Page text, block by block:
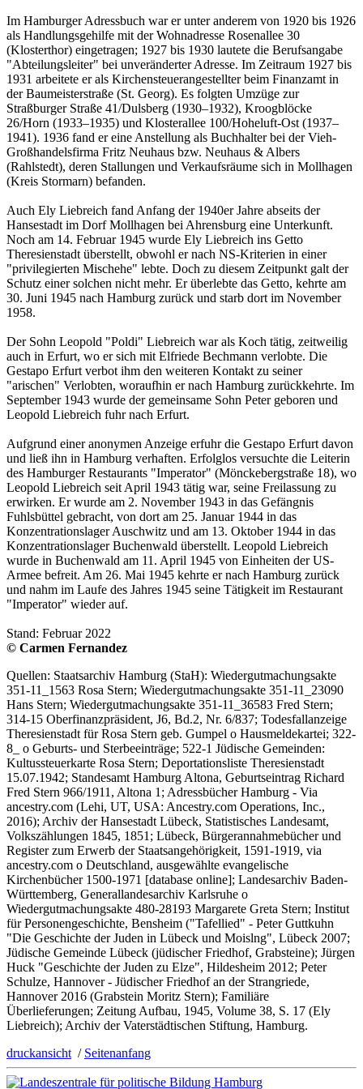
Im Hamburger Adressbuch war er unter anderem von 1920 bis 1926
als Handlungsgehilfe mit der Wohnadresse Rosenallee 30
(Klosterthor) eingetragen; 1927 bis 1930 lautete die Berufsangabe
"Abteilungsleiter" bei unveränderter Adresse. Im Zeitraum 1927 bis
1931 arbeitete er als Kirchensteuerangestellter beim Finanzamt in
der Baumeisterstraße (St. Georg). Es folgten Umzüge zur
Straßburger Straße 41/Dulsberg (1930–1932), Kroogblöcke
26/Horn (1933–1935) und Klosterallee 100/Hoheluft-Ost (1937–
1941). 1936 fand er eine Anstellung als Buchhalter bei der Vieh-
Großhandelsfirma Fritz Neuhaus bzw. Neuhaus & Albers
(Rahlstedt), deren Stallungen und Verkaufsräume sich in Mollhagen
(Kreis Stormarn) befanden.
Auch Ely Liebreich fand Anfang der 1940er Jahre abseits der
Hansestadt im Dorf Mollhagen bei Ahrensburg eine Unterkunft.
Noch am 14. Februar 1945 wurde Ely Liebreich ins Getto
Theresienstadt überstellt, obwohl er nach NS-Kriterien in einer
"privilegierten Mischehe" lebte. Doch zu diesem Zeitpunkt galt der
Schutz einer solchen nicht mehr. Er überlebte das Getto, kehrte am
30. Juni 1945 nach Hamburg zurück und starb dort im November
1958.
Der Sohn Leopold "Poldi" Liebreich war als Koch tätig, zeitweilig
auch in Erfurt, wo er sich mit Elfriede Bechmann verlobte. Die
Gestapo Erfurt verbot ihm den weiteren Kontakt zu seiner
"arischen" Verlobten, woraufhin er nach Hamburg zurückkehrte. Im
September 1943 wurde der gemeinsame Sohn Peter geboren und
Leopold Liebreich fuhr nach Erfurt.
Aufgrund einer anonymen Anzeige erfuhr die Gestapo Erfurt davon
und ließ ihn in Hamburg verhaften. Erfolglos versuchte die Leiterin
des Hamburger Restaurants "Imperator" (Mönckebergstraße 18), wo
Leopold Liebreich seit April 1943 tätig war, seine Freilassung zu
erwirken. Er wurde am 2. November 1943 in das Gefängnis
Fuhlsbüttel gebracht, von dort am 25. Januar 1944 in das
Konzentrationslager Auschwitz und am 13. Oktober 1944 in das
Konzentrationslager Buchenwald überstellt. Leopold Liebreich
wurde in Buchenwald am 11. April 1945 von Einheiten der US-
Armee befreit. Am 26. Mai 1945 kehrte er nach Hamburg zurück
und nahm im Laufe des Jahres 1945 seine Tätigkeit im Restaurant
"Imperator" wieder auf.
Stand: Februar 2022
© Carmen Fernandez
Quellen: Staatsarchiv Hamburg (StaH): Wiedergutmachungsakte
351-11_1563 Rosa Stern; Wiedergutmachungsakte 351-11_23090
Hans Stern; Wiedergutmachungsakte 351-11_36583 Fred Stern;
314-15 Oberfinanzpräsident, J6, Bd.2, Nr. 6/837; Todesfallanzeige
Theresienstadt für Rosa Stern geb. Gumpel o Hausmeldekartei; 322-
8_ o Geburts- und Sterbeeinträge; 522-1 Jüdische Gemeinden:
Kultussteuerkarte Rosa Stern; Deportationsliste Theresienstadt
15.07.1942; Standesamt Hamburg Altona, Geburtseintrag Richard
Fred Stern 966/1911, Altona 1; Adressbücher Hamburg - Via
ancestry.com (Lehi, UT, USA: Ancestry.com Operations, Inc.,
2016); Archiv der Hansestadt Lübeck, Statistisches Landesamt,
Volkszählungen 1845, 1851; Lübeck, Bürgerannahmebücher und
Register zum Erwerb der Staatsangehörigkeit, 1591-1919, via
ancestry.com o Deutschland, ausgewählte evangelische
Kirchenbücher 1500-1971 [database online]; Landesarchiv Baden-
Württemberg, Generallandesarchiv Karlsruhe o
Wiedergutmachungsakte 480-28193 Margarete Greta Stern; Institut
für Personengeschichte, Bensheim ("Tafellied" - Peter Guttkuhn
"Die Geschichte der Juden in Lübeck und Moislng", Lübeck 2007;
Jüdische Gemeinde Lübeck (jüdischer Friedhof, Grabsteine); Jürgen
Huck "Geschichte der Juden zu Elze", Hildesheim 2012; Peter
Schulze, Hannover - Jüdischer Friedhof an der Strangriede,
Hannover 2016 (Grabstein Moritz Stern); Familiäre
Überlieferungen; Zeitung Aufbau, 1945, Volume 38, S. 17 (Ely
Liebreich); Archiv der Vaterstädtischen Stiftung, Hamburg.
druckansicht / Seitenanfang